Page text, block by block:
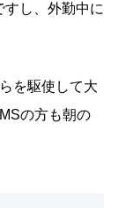
すし、外勤中に
を駆使して大
の方も朝の